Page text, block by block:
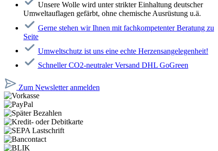
Unsere Wolle wird unter strikter Einhaltung deutscher
Umweltauflagen gefärbt, ohne chemische Ausrüstung u.ä.
Gerne stehen wir Ihnen mit fachkompetenter Beratung zu
Seite
Umweltschutz ist uns eine echte Herzensangelegenheit!
Schneller CO2-neutraler Versand DHL GoGreen
Zum Newsletter anmelden